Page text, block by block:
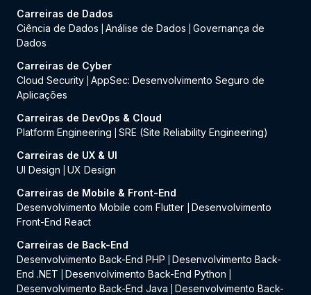
Carreiras de Dados
Ciência de Dados
Análise de Dados
Governança de
Dados
Carreiras de Cyber
Cloud Security AppSec: Desenvolvimento Seguro de
Aplicações
Carreiras de DevOps & Cloud
Platform Engineering
SRE (Site Reliability Engineering)
Carreiras de UX & UI
UI Design
UX Design
Carreiras de Mobile & Front-End
Desenvolvimento Mobile com Flutter
Desenvolvimento
Front-End React
Carreiras de Back-End
Desenvolvimento Back-End PHP
Desenvolvimento Back-
End .NET
Desenvolvimento Back-End Python
Desenvolvimento Back-End Java
Desenvolvimento Back-